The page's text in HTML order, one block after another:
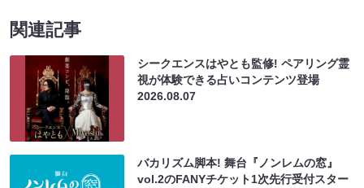
関連記事
シークエンスはやとも監修! ペアリング霊
視が体験できる占いコンテンツ登場
2026.08.07
バカリズム脚本! 舞台『ノンレムの窓』
vol.2のFANYチケット1次先行受付スター